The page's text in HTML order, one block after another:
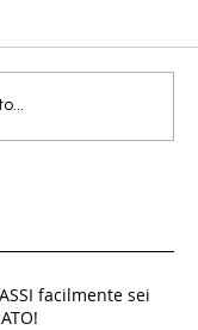
facilmente sei